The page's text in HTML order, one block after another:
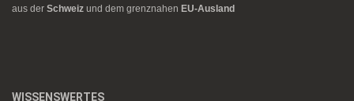
aus der Schweiz und dem grenznahen EU-Ausland
WISSENSWERTES